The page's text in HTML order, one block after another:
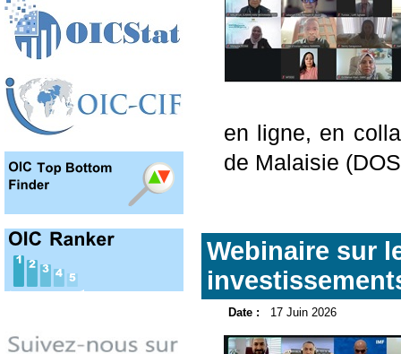
en ligne, en
de Malaisie
Webinaire sur
Date : 17 Juin 2026